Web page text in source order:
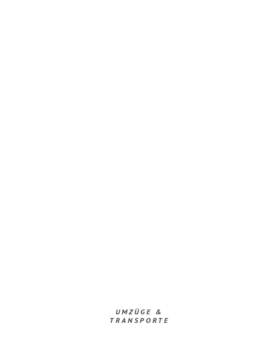
UMZÜGE &
TRANSPORTE